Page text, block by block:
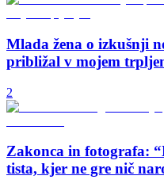
Mlada žena o izkušnji
približal v mojem
2
Zakonca in fotografa:
tista, kjer ne gre nič